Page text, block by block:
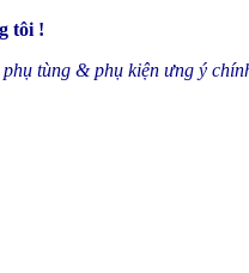
tôi !
tùng & phụ kiện ưng ý